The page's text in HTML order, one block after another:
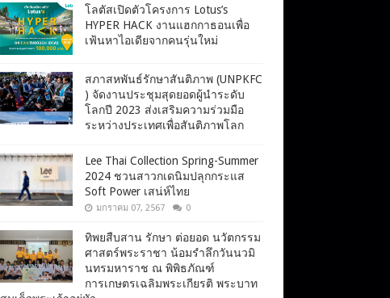
โลตัสเปิดตัวโครงการ Lotus’s
HYPER HACK งานแฮกกาธอนเพื่อ
เฟ้นหาไอเดียจากคนรุ่นใหม่
สภาสหพันธ์รักษาสันติภาพ (UNPKFC
) จัดงานประชุมสุดยอดผู้นำระดับ
โลกปี 2023 ส่งเสริมความร่วมมือ
ระหว่างประเทศเพื่อสันติภาพโลก
Lee Thai Collection Spring-Summer
2024 ชวนสาวกเดนิมปลุกกระแส
Soft Power เสน่ห์ไทย
มกราคม 07, 2567 0
ทิพยสืบสาน รักษา ต่อยอด นวัตกรรม
ศาสตร์พระราชา น้อมรำลึกวันนวมิ
นทรมหาราช ณ พิพิธภัณฑ์
การเกษตรเฉลิมพระเกียรติ พระบาท